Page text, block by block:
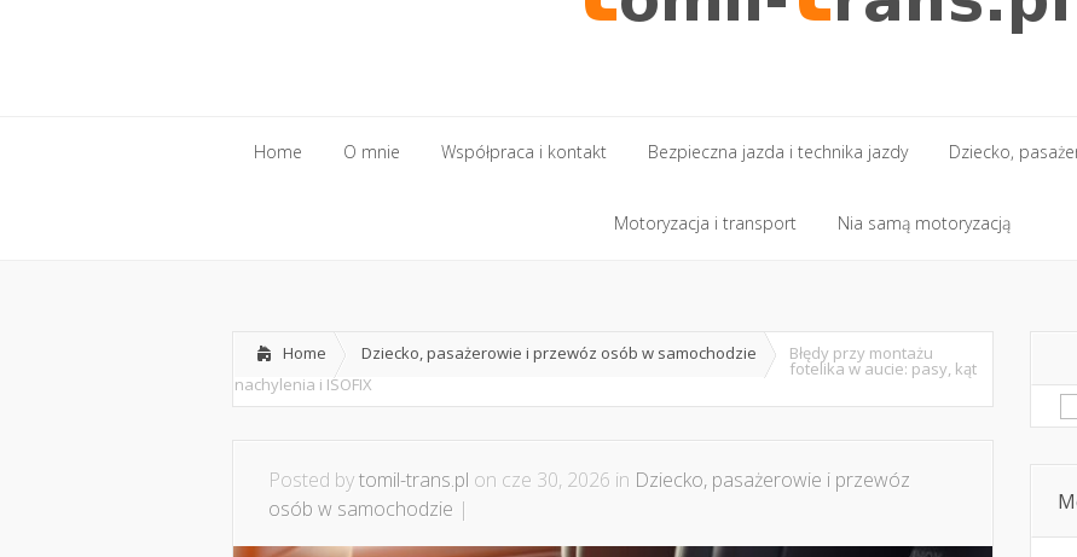
Home O mnie Współpraca i kontakt Bezpieczna jazda i technika jazdy
Bezpieczna jazda i technika jazdy
Dziecko,
Dziecko,
Motoryzacja i transport Nia samą motoryzacją
Home Dziecko, pasażerowie i przewóz osób w samochodzie Błędy przy montażu
fotelika w aucie: pasy, kąt
nachylenia i ISOFIX
Posted bytomil-trans.pl on cze 30, 2026 in Dziecko, pasażerowie i przewóz
osób w samochodzie |